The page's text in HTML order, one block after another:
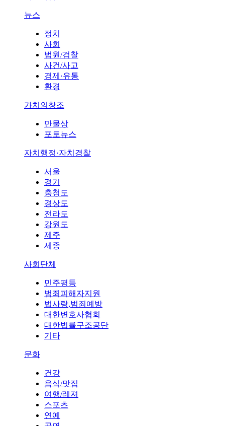
뉴스
정치
사회
법원/검찰
사건/사고
경제·유통
환경
가치의창조
만물상
포토뉴스
자치행정·자치경찰
서울
경기
충청도
경상도
전라도
강원도
제주
세종
사회단체
민주평등
범죄피해자지원
법사랑,범죄예방
대한변호사협회
대한법률구조공단
기타
문화
건강
음식/맛집
여행/레져
스포츠
연예